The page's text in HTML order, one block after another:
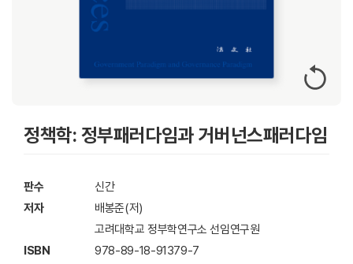
정책학: 정부패러다임과 거버넌스패러다임
판수
신간
저자
배봉준(저)
고려대학교 정부학연구소 선임연구원
ISBN
978-89-18-91379-7